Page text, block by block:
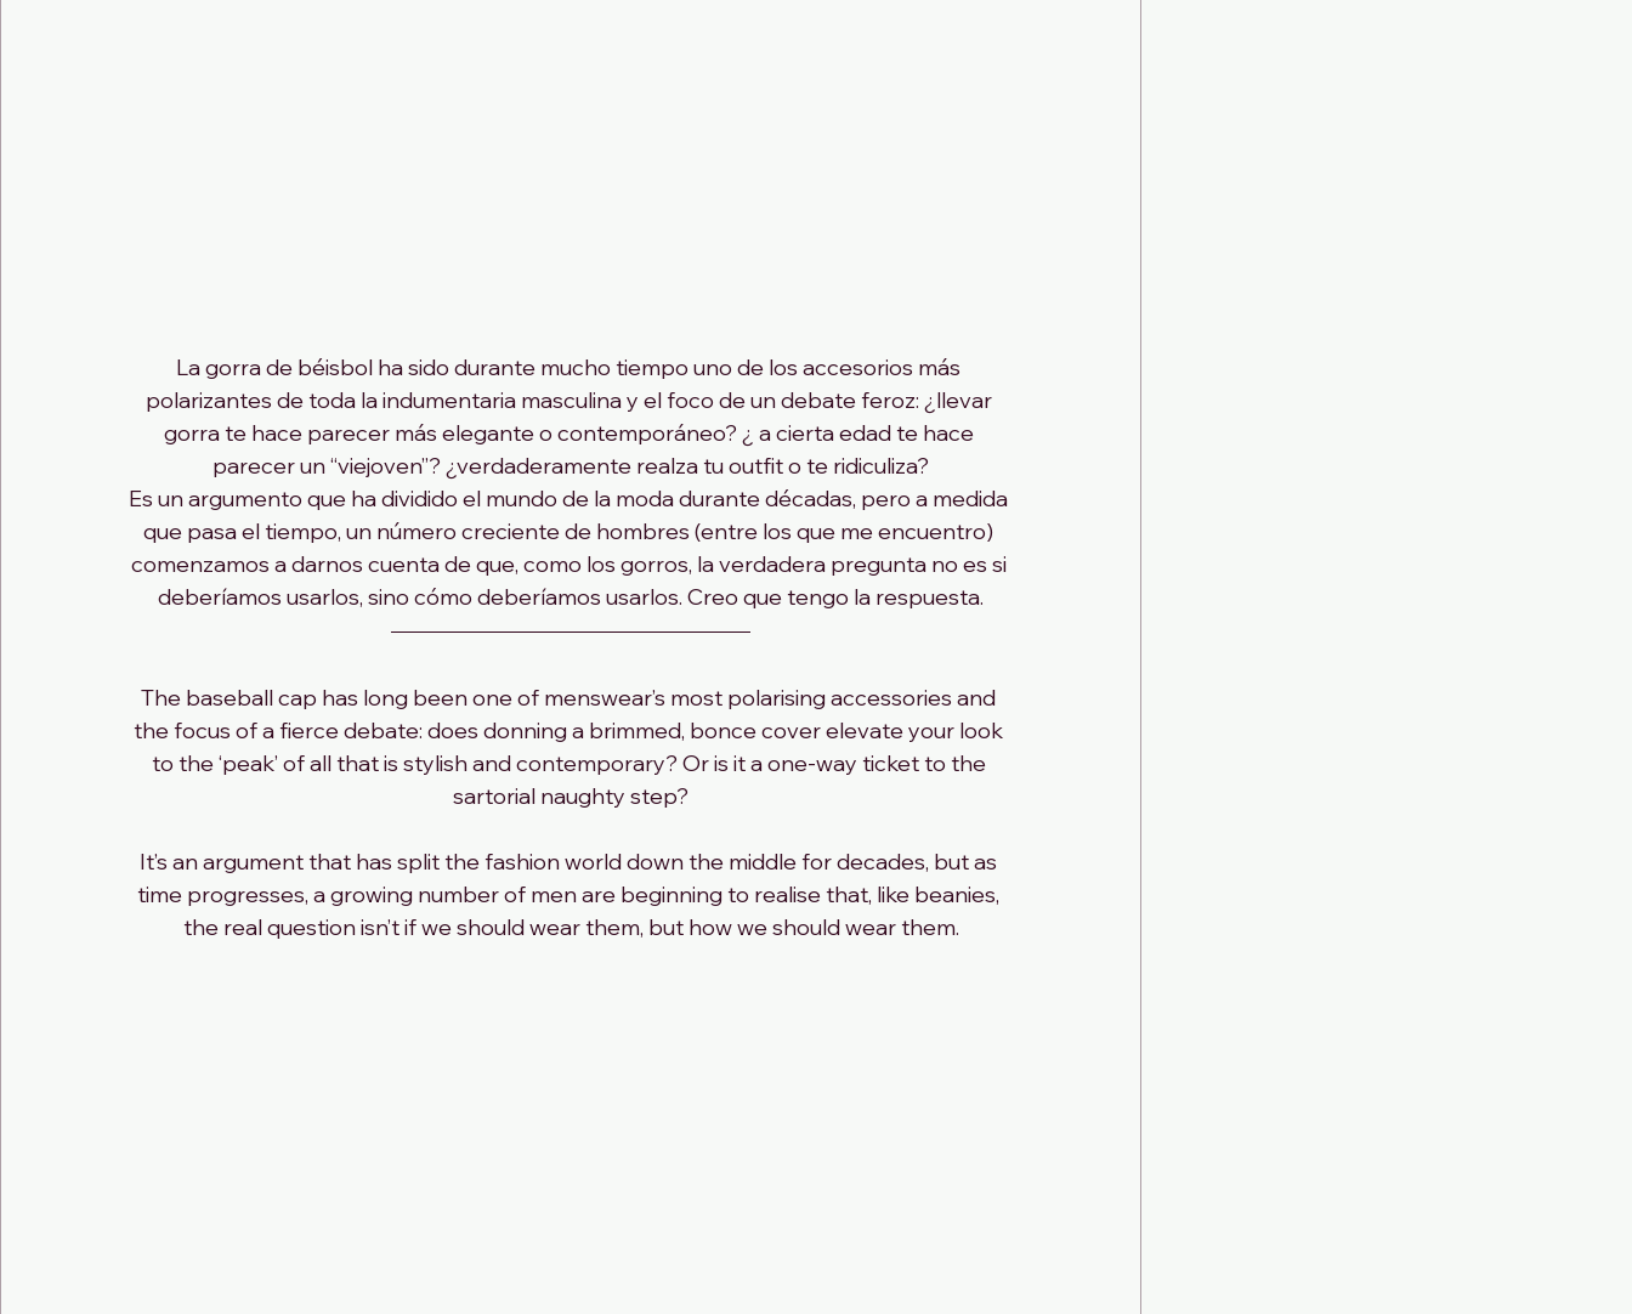
La gorra de béisbol ha sido durante mucho tiempo uno de los accesorios más
polarizantes de toda la indumentaria masculina y el foco de un debate feroz: ¿llevar
gorra te hace parecer más elegante o contemporáneo? ¿ a cierta edad te hace
parecer un “viejoven”? ¿verdaderamente realza tu outfit o te ridiculiza?
Es un argumento que ha dividido el mundo de la moda durante décadas, pero a medida
que pasa el tiempo, un número creciente de hombres (entre los que me encuentro)
comenzamos a darnos cuenta de que, como los gorros, la verdadera pregunta no es si
deberíamos usarlos, sino cómo deberíamos usarlos. Creo que tengo la respuesta.
The baseball cap has long been one of menswear’s most polarising accessories and
the focus of a fierce debate: does donning a brimmed, bonce cover elevate your look
to the ‘peak’ of all that is stylish and contemporary? Or is it a one-way ticket to the
sartorial naughty step?
It’s an argument that has split the fashion world down the middle for decades, but as
time progresses, a growing number of men are beginning to realise that, like beanies,
the real question isn’t if we should wear them, but how we should wear them.